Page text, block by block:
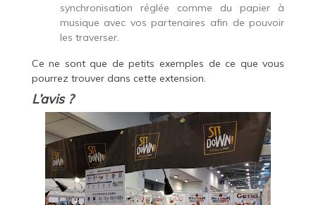
synchronisation réglée comme du papier à
musique avec vos partenaires afin de pouvoir
les traverser.
Ce ne sont que de petits exemples de ce que vous
pourrez trouver dans cette extension.
L’avis ?